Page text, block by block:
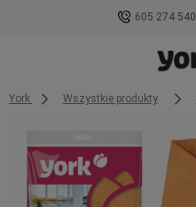
605 274 540
York Wszystkie produkty